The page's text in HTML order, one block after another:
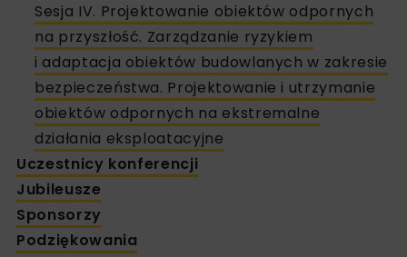
Sesja IV. Projektowanie obiektów odpornych
na przyszłość. Zarządzanie ryzykiem
i adaptacja obiektów budowlanych w zakresie
bezpieczeństwa. Projektowanie i utrzymanie
obiektów odpornych na ekstremalne
działania eksploatacyjne
Uczestnicy konferencji
Jubileusze
Sponsorzy
Podziękowania